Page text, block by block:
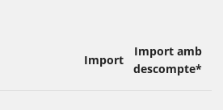
Import
Import amb
descompte*